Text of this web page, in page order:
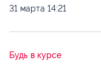
31 марта 14:21
Будь в курсе